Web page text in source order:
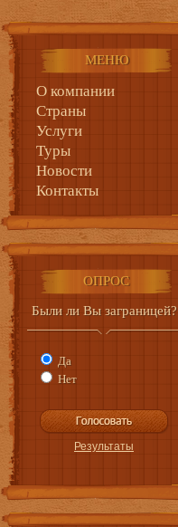
МЕНЮ
О компании
Страны
Услуги
Туры
Новости
Контакты
ОПРОС
Были ли Вы заграницей?
Да
Нет